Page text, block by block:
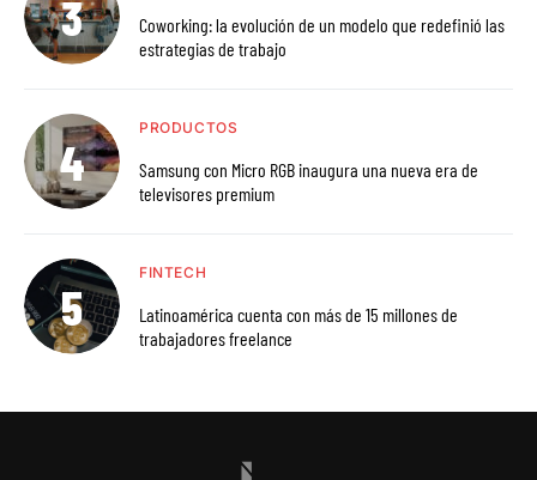
Coworking: la evolución de un modelo que redefinió las
estrategias de trabajo
PRODUCTOS
Samsung con Micro RGB inaugura una nueva era de
televisores premium
FINTECH
Latinoamérica cuenta con más de 15 millones de
trabajadores freelance